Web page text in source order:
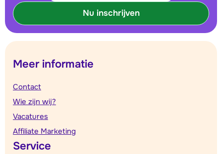
Nu inschrijven
Meer informatie
Contact
Wie zijn wij?
Vacatures
Affiliate Marketing
Service